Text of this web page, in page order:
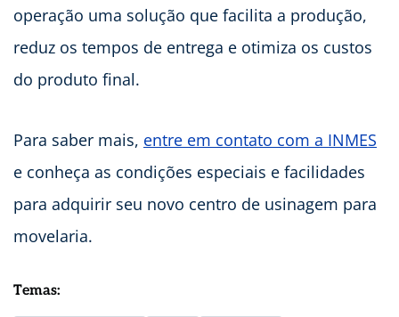
operação uma solução que facilita a produção,
reduz os tempos de entrega e otimiza os custos
do produto final.
Para saber mais, entre em contato com a INMES
e conheça as condições especiais e facilidades
para adquirir seu novo centro de usinagem para
movelaria.
Temas: